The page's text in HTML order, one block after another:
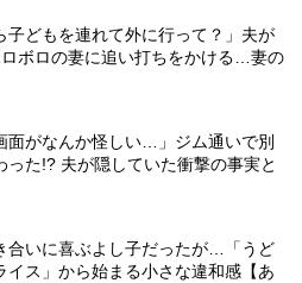
子どもを連れて外に行って？」夫が
ボロの妻に追い打ちをかける…妻の
面がなんか怪しい…」ジム通いで別
った!? 夫が隠していた衝撃の事実と
合いに喜ぶよし子だったが…「うど
イス」から始まる小さな違和感【あ